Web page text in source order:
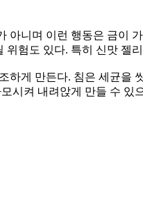
니며 이런 행동은 금이
험도 있다. 특히 신맛 젤
게 만든다. 침은 세균
시켜 내려앉게 만들 수 있